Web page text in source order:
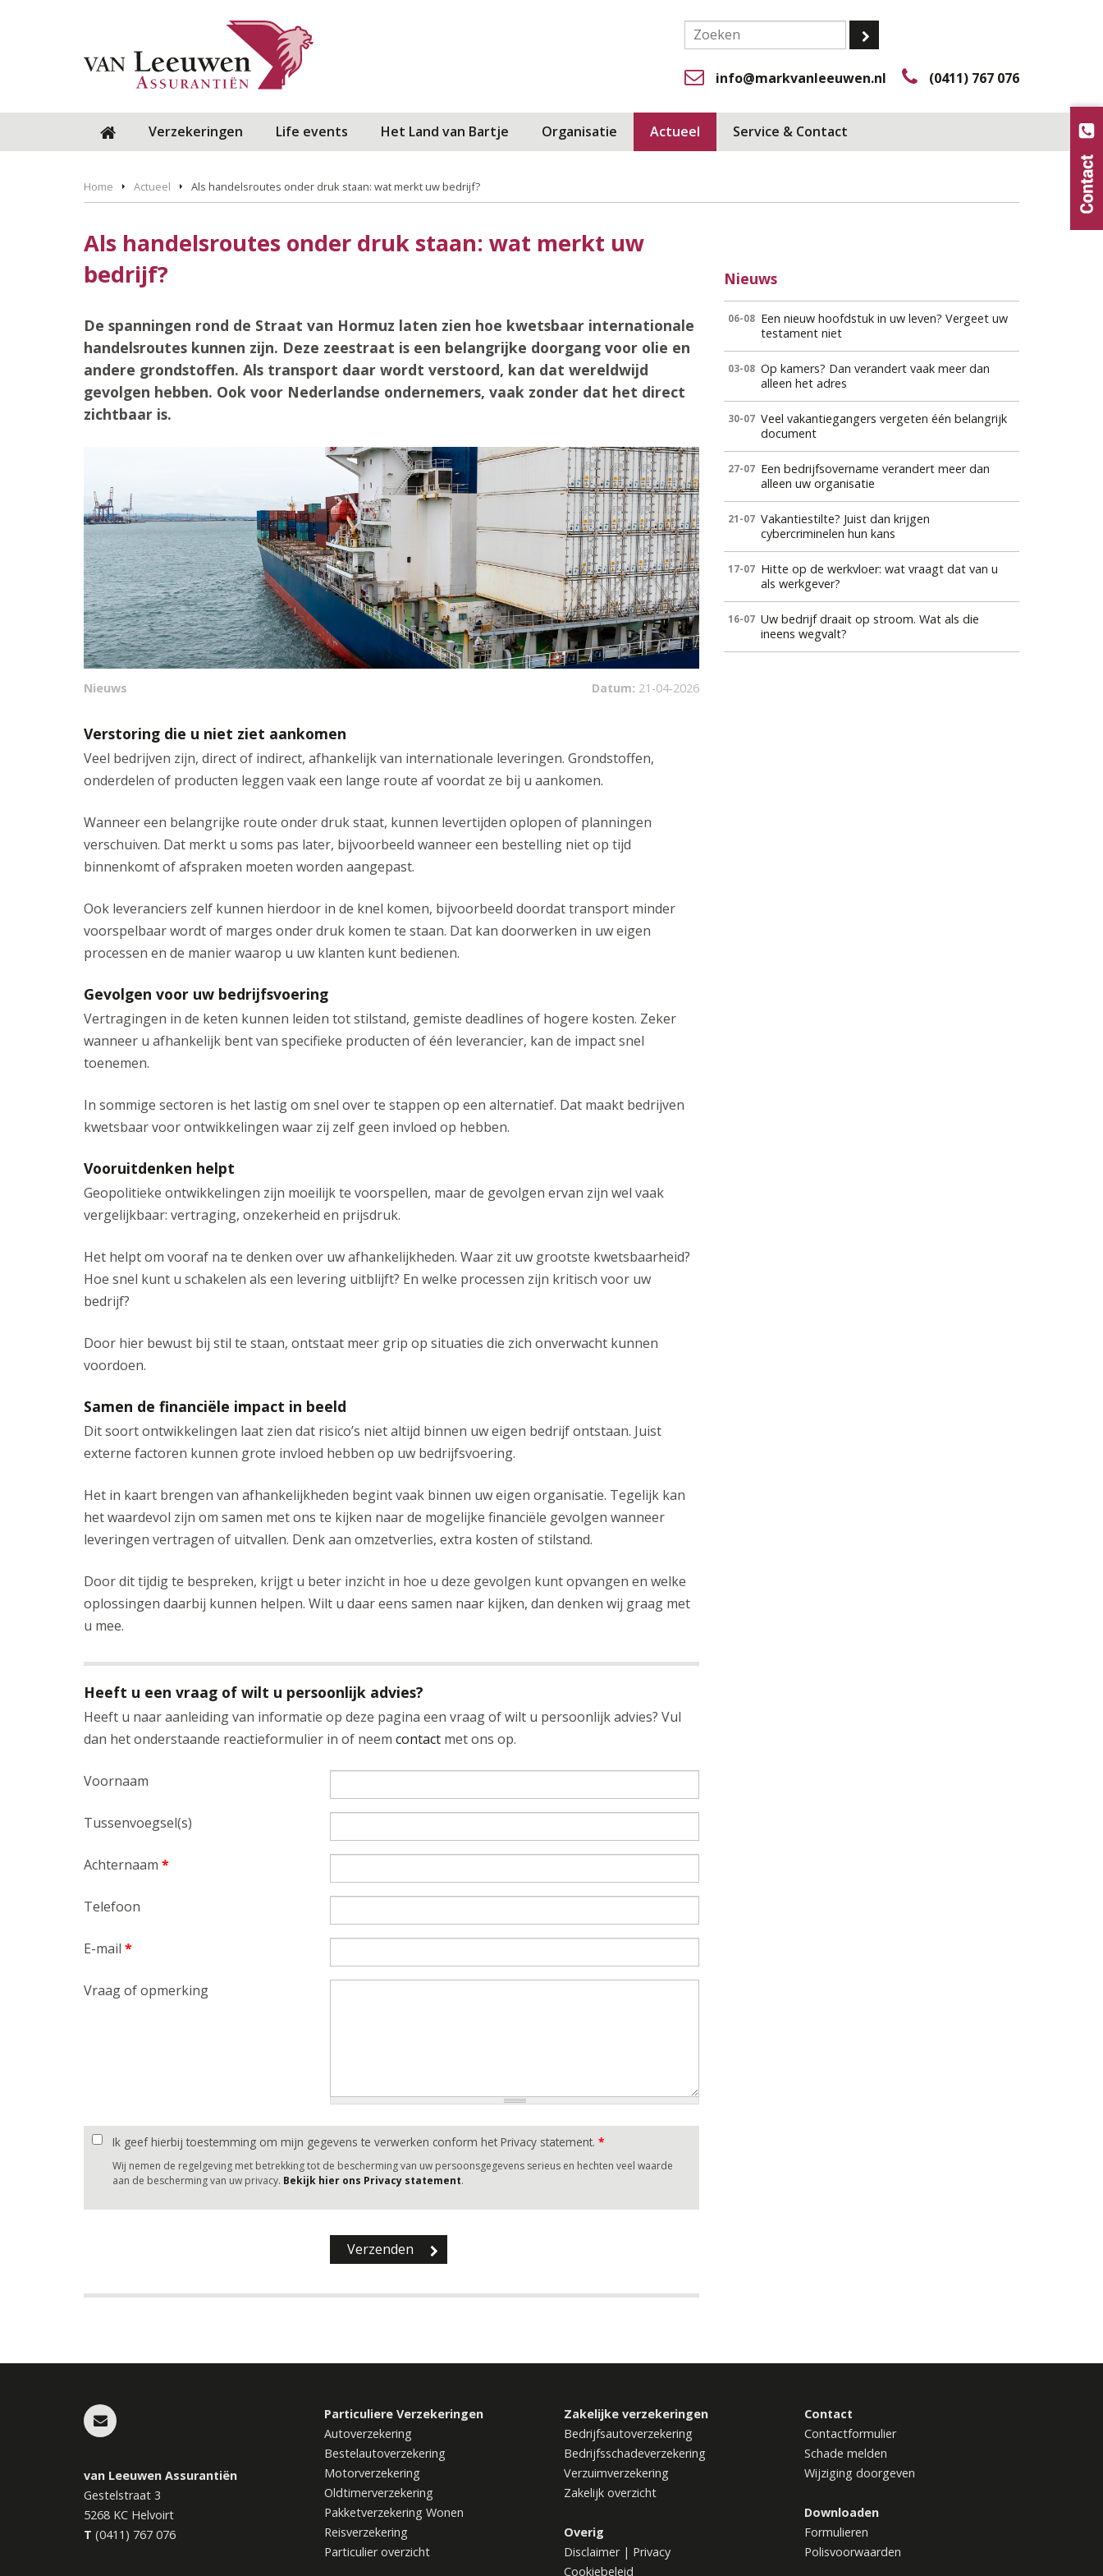
info@markvanleeuwen.nl (0411) 767 076
Verzekeringen Life events Het Land van Bartje Organisatie Actueel Service & Contact
Home Actueel Als handelsroutes onder druk staan: wat merkt uw bedrijf?
Als handelsroutes onder druk staan: wat merkt uw
bedrijf?
De spanningen rond de Straat van Hormuz laten zien hoe kwetsbaar internationale
handelsroutes kunnen zijn. Deze zeestraat is een belangrijke doorgang voor olie en
andere grondstoffen. Als transport daar wordt verstoord, kan dat wereldwijd
gevolgen hebben. Ook voor Nederlandse ondernemers, vaak zonder dat het direct
zichtbaar is.
Nieuws Datum: 21-04-2026
Verstoring die u niet ziet aankomen
Veel bedrijven zijn, direct of indirect, afhankelijk van internationale leveringen. Grondstoffen,
onderdelen of producten leggen vaak een lange route af voordat ze bij u aankomen.
Wanneer een belangrijke route onder druk staat, kunnen levertijden oplopen of planningen
verschuiven. Dat merkt u soms pas later, bijvoorbeeld wanneer een bestelling niet op tijd
binnenkomt of afspraken moeten worden aangepast.
Ook leveranciers zelf kunnen hierdoor in de knel komen, bijvoorbeeld doordat transport minder
voorspelbaar wordt of marges onder druk komen te staan. Dat kan doorwerken in uw eigen
processen en de manier waarop u uw klanten kunt bedienen.
Gevolgen voor uw bedrijfsvoering
Vertragingen in de keten kunnen leiden tot stilstand, gemiste deadlines of hogere kosten. Zeker
wanneer u afhankelijk bent van specifieke producten of één leverancier, kan de impact snel
toenemen.
In sommige sectoren is het lastig om snel over te stappen op een alternatief. Dat maakt bedrijven
kwetsbaar voor ontwikkelingen waar zij zelf geen invloed op hebben.
Vooruitdenken helpt
Geopolitieke ontwikkelingen zijn moeilijk te voorspellen, maar de gevolgen ervan zijn wel vaak
vergelijkbaar: vertraging, onzekerheid en prijsdruk.
Het helpt om vooraf na te denken over uw afhankelijkheden. Waar zit uw grootste kwetsbaarheid?
Hoe snel kunt u schakelen als een levering uitblijft? En welke processen zijn kritisch voor uw
bedrijf?
Door hier bewust bij stil te staan, ontstaat meer grip op situaties die zich onverwacht kunnen
voordoen.
Samen de financiële impact in beeld
Dit soort ontwikkelingen laat zien dat risico’s niet altijd binnen uw eigen bedrijf ontstaan. Juist
externe factoren kunnen grote invloed hebben op uw bedrijfsvoering.
Het in kaart brengen van afhankelijkheden begint vaak binnen uw eigen organisatie. Tegelijk kan
het waardevol zijn om samen met ons te kijken naar de mogelijke financiële gevolgen wanneer
leveringen vertragen of uitvallen. Denk aan omzetverlies, extra kosten of stilstand.
Door dit tijdig te bespreken, krijgt u beter inzicht in hoe u deze gevolgen kunt opvangen en welke
oplossingen daarbij kunnen helpen. Wilt u daar eens samen naar kijken, dan denken wij graag met
u mee.
Heeft u een vraag of wilt u persoonlijk advies?
Heeft u naar aanleiding van informatie op deze pagina een vraag of wilt u persoonlijk advies? Vul
dan het onderstaande reactieformulier in of neem contact met ons op.
Voornaam
Tussenvoegsel(s)
Achternaam *
Telefoon
E-mail *
Vraag of opmerking
Ik geef hierbij toestemming om mijn gegevens te verwerken conform het Privacy statement. *
Wij nemen de regelgeving met betrekking tot de bescherming van uw persoonsgegevens serieus en hechten veel waarde
aan de bescherming van uw privacy. Bekijk hier ons Privacy statement.
Nieuws
06-08 Een nieuw hoofdstuk in uw leven? Vergeet uw
testament niet
03-08 Op kamers? Dan verandert vaak meer dan
alleen het adres
30-07 Veel vakantiegangers vergeten één belangrijk
document
27-07 Een bedrijfsovername verandert meer dan
alleen uw organisatie
21-07 Vakantiestilte? Juist dan krijgen
cybercriminelen hun kans
17-07 Hitte op de werkvloer: wat vraagt dat van u
als werkgever?
16-07 Uw bedrijf draait op stroom. Wat als die
ineens wegvalt?
van Leeuwen Assurantiën
Gestelstraat 3
5268 KC Helvoirt
T (0411) 767 076
Particuliere Verzekeringen
Autoverzekering
Bestelautoverzekering
Motorverzekering
Oldtimerverzekering
Pakketverzekering Wonen
Reisverzekering
Particulier overzicht
Zakelijke verzekeringen
Bedrijfsautoverzekering
Bedrijfsschadeverzekering
Verzuimverzekering
Zakelijk overzicht
Overig
Disclaimer| Privacy
Cookiebeleid
Contact
Contactformulier
Schade melden
Wijziging doorgeven
Downloaden
Formulieren
Polisvoorwaarden